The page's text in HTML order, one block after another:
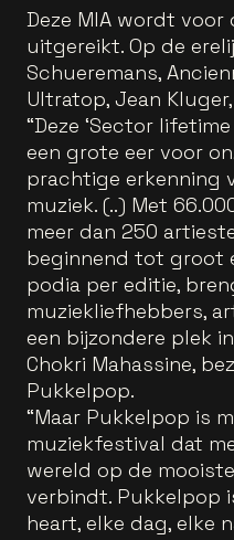
Deze MIA wordt
uitgereikt. Op de
Schueremans,
Ultratop, Jean
“Deze ‘Sector
een grote eer voor
prachtige erkenning
muziek. (..) Met
meer dan 250
beginnend tot groot
podia per editie,
muziekliefhebbers,
een bijzondere plek
Chokri Mahassine,
Pukkelpop.
“Maar Pukkelpop is
muziekfestival dat
wereld op de
verbindt. Pukkelpop
heart, elke dag, elke